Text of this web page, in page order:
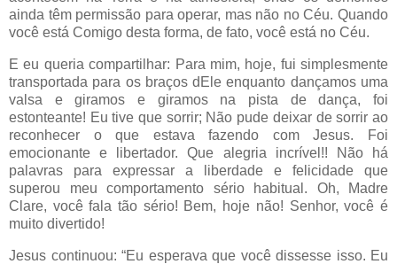
ainda têm permissão para operar, mas não no Céu. Quando
você está Comigo desta forma, de fato, você está no Céu.
E eu queria compartilhar: Para mim, hoje, fui simplesmente
transportada para os braços dEle enquanto dançamos uma
valsa e giramos e giramos na pista de dança, foi
estonteante! Eu tive que sorrir; Não pude deixar de sorrir ao
reconhecer o que estava fazendo com Jesus. Foi
emocionante e libertador. Que alegria incrível!! Não há
palavras para expressar a liberdade e felicidade que
superou meu comportamento sério habitual. Oh, Madre
Clare, você fala tão sério! Bem, hoje não! Senhor, você é
muito divertido!
Jesus continuou: “Eu esperava que você dissesse isso. Eu